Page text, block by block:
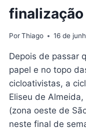
finalização
Por Thiago 16 de
Depois de passar
papel e no topo
cicloativistas, a
Eliseu de
(zona oeste de
neste final de